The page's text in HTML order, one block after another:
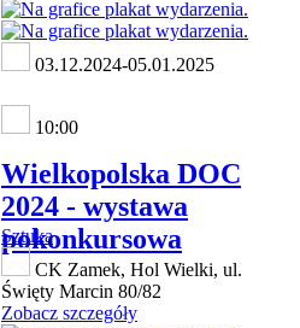
03.12.2024-05.01.2025
10:00
Wielkopolska DOC
2024 - wystawa
pokonkursowa
Sztuka
CK Zamek, Hol Wielki, ul.
Święty Marcin 80/82
Zobacz szczegóły